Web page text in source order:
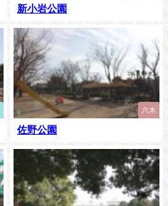
新小岩公園
六木
佐野公園